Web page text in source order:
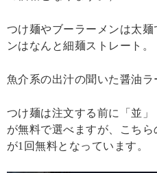
つけ麺やブーラーメンは太
ンはなんと細麺ストレート。
魚介系の出汁の聞いた醤油ラ
つけ麺は注文する前に「並
が無料で選べますが、こちら
が1回無料となっています。